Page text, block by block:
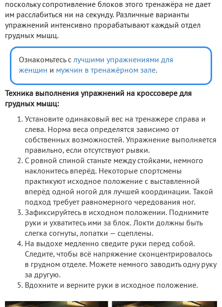
поскольку сопротивление блоков этого тренажёра не дает
им расслабиться ни на секунду. Различные варианты
упражнений интенсивно прорабатывают каждый отдел
грудных мышц.
Ознакомьтесь с лучшими упражнениями для
женщин и мужчин в тренажёрном зале.
Техника выполнения упражнений на кроссовере для
грудных мышц:
Установите одинаковый вес на тренажере справа и
слева. Норма веса определятся зависимо от
собственных возможностей. Упражнение выполняется
правильно, если отсутствуют рывки.
С ровной спиной станьте между стойками, немного
наклонитесь вперёд. Некоторые спортсмены
практикуют исходное положение с выставленной
вперёд одной ногой для лучшей координации. Такой
подход требует равномерного чередования ног.
Зафиксируйтесь в исходном положении. Поднимите
руки и ухватитесь ими за блок. Локти должны быть
слегка согнуты, лопатки — сцеплены.
На выдохе медленно сведите руки перед собой.
Следите, чтобы всё напряжение сконцентрировалось
в грудном отделе. Можете немного заводить одну руку
за другую.
Вдохните и верните руки в исходное положение.